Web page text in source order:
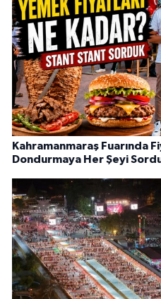
Kahramanmaraş Fuarında
Dondurmaya Her Şeyi